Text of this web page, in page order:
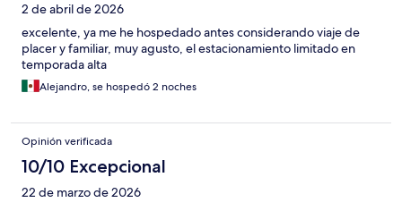
2 de abril de 2026
excelente, ya me he hospedado antes considerando viaje de
placer y familiar, muy agusto, el estacionamiento limitado en
temporada alta
Alejandro, se hospedó 2 noches
Opinión verificada
10/10 Excepcional
22 de marzo de 2026